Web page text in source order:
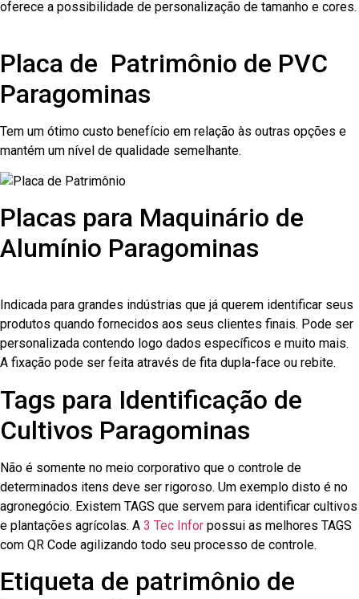
oferece a possibilidade de personalização de tamanho e cores.
Placa de Patrimônio de PVC
Paragominas
Tem um ótimo custo benefício em relação às outras opções e
mantém um nível de qualidade semelhante.
Placas para Maquinário de
Alumínio Paragominas
Indicada para grandes indústrias que já querem identificar seus
produtos quando fornecidos aos seus clientes finais. Pode ser
personalizada contendo logo dados específicos e muito mais.
A fixação pode ser feita através de fita dupla-face ou rebite.
Tags para Identificação de
Cultivos Paragominas
Não é somente no meio corporativo que o controle de
determinados itens deve ser rigoroso. Um exemplo disto é no
agronegócio. Existem TAGS que servem para identificar cultivos
e plantações agrícolas. A 3 Tec Infor possui as melhores TAGS
com QR Code agilizando todo seu processo de controle.
Etiqueta de patrimônio de